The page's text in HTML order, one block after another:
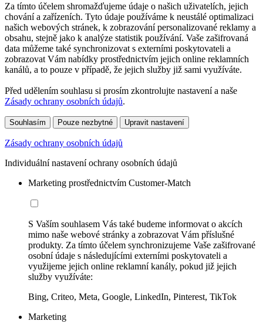
Za tímto účelem shromažďujeme údaje o našich uživatelích, jejich
chování a zařízeních. Tyto údaje používáme k neustálé optimalizaci
našich webových stránek, k zobrazování personalizované reklamy a
obsahu, stejně jako k analýze statistik používání. Vaše zašifrovaná
data můžeme také synchronizovat s externími poskytovateli a
zobrazovat Vám nabídky prostřednictvím jejich online reklamních
kanálů, a to pouze v případě, že jejich služby již sami využíváte.
Před udělením souhlasu si prosím zkontrolujte nastavení a naše
Zásady ochrany osobních údajů.
Souhlasím Pouze nezbytné Upravit nastavení
Zásady ochrany osobních údajů
Individuální nastavení ochrany osobních údajů
Marketing prostřednictvím Customer-Match
S Vaším souhlasem Vás také budeme informovat o akcích
mimo naše webové stránky a zobrazovat Vám příslušné
produkty. Za tímto účelem synchronizujeme Vaše zašifrované
osobní údaje s následujícími externími poskytovateli a
využijeme jejich online reklamní kanály, pokud již jejich
služby využíváte:
Bing, Criteo, Meta, Google, LinkedIn, Pinterest, TikTok
Marketing